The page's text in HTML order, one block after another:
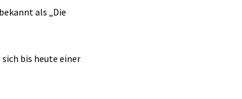
als „Die
bis heute einer